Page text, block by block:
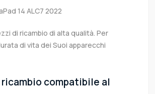
14 ALC7 2022
di ricambio di alta qualità. Per
di vita dei Suoi apparecchi
compatibile al